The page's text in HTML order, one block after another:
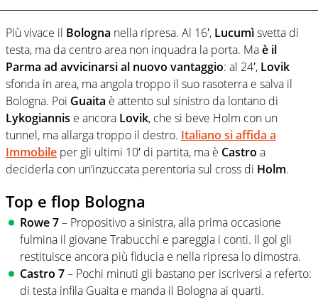
Più vivace il Bologna nella ripresa. Al 16′, Lucumìsvetta di
testa, ma da centro area non inquadra la porta. Maè il
Parma ad avvicinarsi al nuovo vantaggio: al 24′, Lovik
sfonda in area, ma angola troppo il suo rasoterra e salva il
Bologna. Poi Guaita è attento sul sinistro da lontano di
Lykogiannis e ancora Lovik, che si beve Holm con un
tunnel, ma allarga troppo il destro. Italiano si affida a
Immobile per gli ultimi 10′ di partita, ma è Castro a
deciderla con un’inzuccata perentoria sul cross di Holm.
Top e flop Bologna
Rowe 7– Propositivo a sinistra, alla prima occasione
fulmina il giovane Trabucchi e pareggia i conti. Il gol gli
restituisce ancora più fiducia e nella ripresa lo dimostra.
Castro 7– Pochi minuti gli bastano per iscriversi a referto:
di testa infila Guaita e manda il Bologna ai quarti.